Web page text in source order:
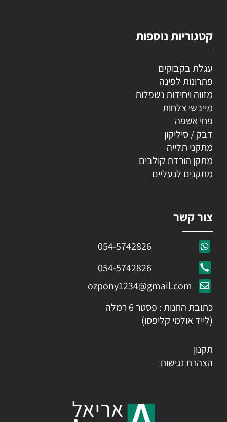
קטגוריות נוספות
עגלת בקבוקים
פתרונות לפינה
מזווה ויחידות נשפלות
מייבשי צלחות
פחי אשפה
דבק / סיליקון
מתקני תלייה
מתקן הורדת קולבים
מתקנים לנעליים
צור קשר
054-5742826
054-5742826
ozpony1234@gmail.com
כתובת החנות : פסטר 6 רמלה
(לייד אולמי קליפסו)
תקנון
הצהרת נגישות